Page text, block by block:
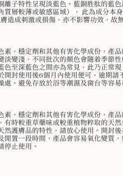
離子特性呈現淡藍色。藍銅胜肽的藍色
層較薄或敏感區域）， 此為成分本
造成刺激或損傷，亦不影響功效，故
素，穩定劑和其他有害化學成份，產品
淡變淺，不同批次的顏色會隨着季節性
色至深藍色之間亦為常見，此乃正常現
開封使用後6個月內使用便可，逾期請
處。避免存放於浴等潮濕及窗台等容易
素，穩定劑和其他有害化學成份，產品
有時較重草藥味或較重植物粹取的天然
然護膚品的特性，請放心使用。開封後
閒置一段時間，產品會容易氧化變質，
停止使用。